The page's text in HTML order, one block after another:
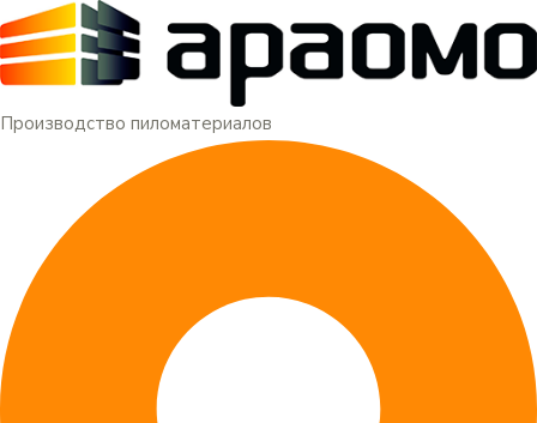
Производство пиломатериалов
Меню
Перейти
к
содержимому